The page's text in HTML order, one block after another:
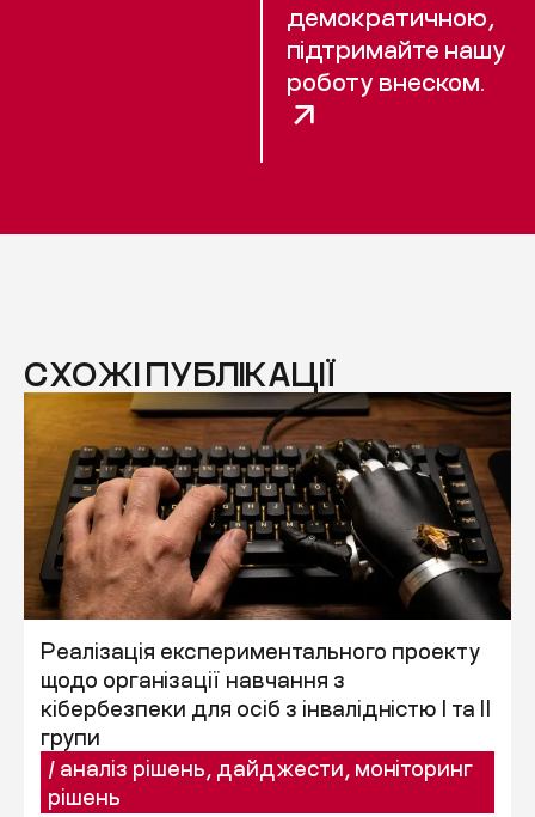
демократичною,
підтримайте нашу
роботу внеском.
СХОЖІ ПУБЛІКАЦІЇ
Реалізація експериментального проекту
щодо організації навчання з
кібербезпеки для осіб з інвалідністю I та II
групи
/ аналіз рішень, дайджести, моніторинг
рішень